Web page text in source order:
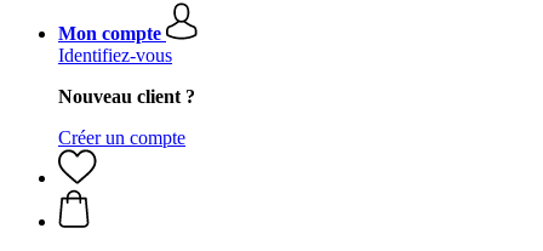
Mon compte
Identifiez-vous
Nouveau client ?
Créer un compte